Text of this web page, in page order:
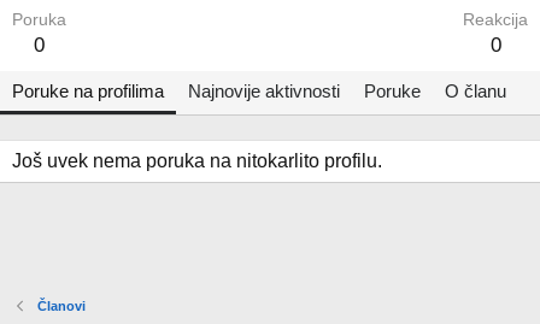
Poruka
0
Reakcija
0
Poruke na profilima Najnovije aktivnosti Poruke O članu
Još uvek nema poruka na nitokarlito profilu.
Članovi